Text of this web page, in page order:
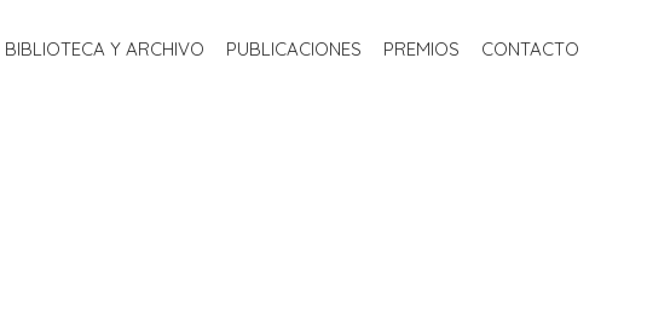
BIBLIOTECA Y ARCHIVO PUBLICACIONES PREMIOS CONTACTO
ACTIVIDADES BIBLIOTECA Y ARCHIVO PUBLICACIONES PREMIOS